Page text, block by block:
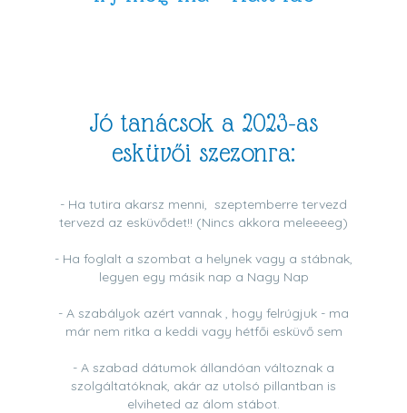
Jó tanácsok a 2023-as
esküvői szezonra:
- Ha tutira akarsz menni, szeptemberre tervezd
tervezd az esküvődet!! (Nincs akkora meleeeeg)
- Ha foglalt a szombat a helynek vagy a stábnak,
legyen egy másik nap a Nagy Nap
- A szabályok azért vannak , hogy felrúgjuk - ma
már nem ritka a keddi vagy hétfői esküvő sem
- A szabad dátumok állandóan változnak a
szolgáltatóknak, akár az utolsó pillantban is
elviheted az álom stábot.